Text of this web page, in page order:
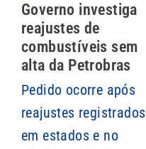
Governo investiga
reajustes de
combustíveis sem
alta da Petrobras
Pedido ocorre após
reajustes registrados
em estados e no